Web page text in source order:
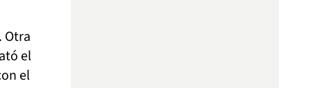
Otra
el
el